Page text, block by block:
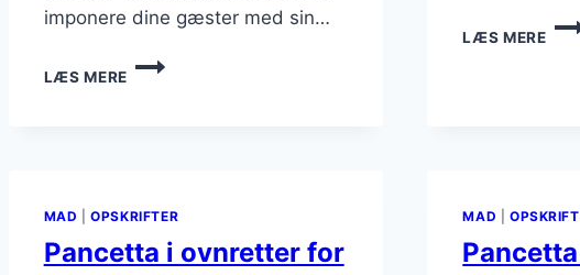
imponere dine gæster med sin…
LÆS MERE
PANCETTA
LÆS MEREOG
MAD |OPSKRIFTER
Pancetta i ovnretter for
MAD